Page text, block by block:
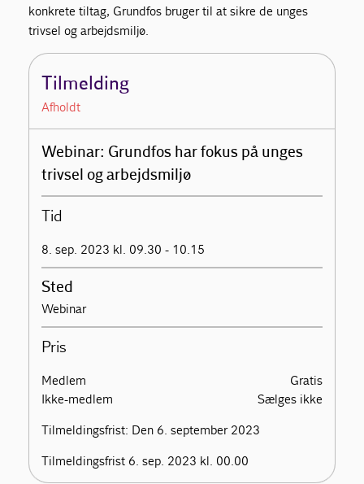
konkrete tiltag, Grundfos bruger til at sikre de unges
trivsel og arbejdsmiljø.
Tilmelding
Afholdt
Webinar: Grundfos har fokus på unges
trivsel og arbejdsmiljø
Tid
8. sep. 2023 kl. 09.30 - 10.15
Sted
Webinar
Pris
Medlem
Gratis
Ikke-medlem
Sælges ikke
Tilmeldingsfrist: Den 6. september 2023
Tilmeldingsfrist 6. sep. 2023 kl. 00.00